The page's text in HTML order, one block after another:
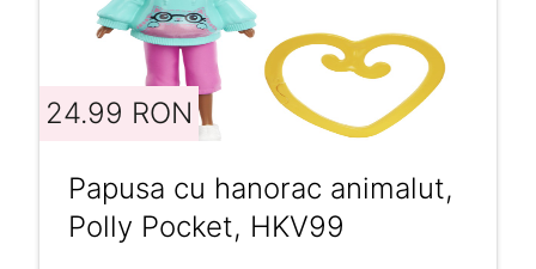
24.99 RON
Papusa cu hanorac animalut,
Polly Pocket, HKV99